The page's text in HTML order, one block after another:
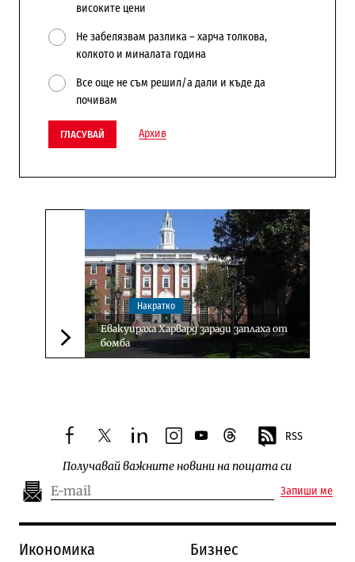
високите цени
Не забелязвам разлика – харча толкова,
колкото и миналата година
Все още не съм решил/а дали и къде да
почивам
ГЛАСУВАЙ Архив
Следваща новина
Накратко
Евакуираха Харвард заради заплаха от
бомба
facebooktwitterlinkedininstagram
youtubethreads RSS
Получавай важните новини на пощата си
Запиши ме
Икономика
Бизнес